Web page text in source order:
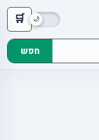
🛒
חפש